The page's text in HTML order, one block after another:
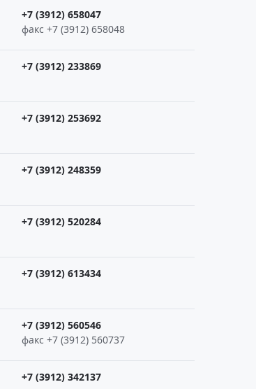
+7 (3912) 658047
факс +7 (3912) 658048
+7 (3912) 233869
+7 (3912) 253692
+7 (3912) 248359
+7 (3912) 520284
+7 (3912) 613434
+7 (3912) 560546
факс +7 (3912) 560737
+7 (3912) 342137